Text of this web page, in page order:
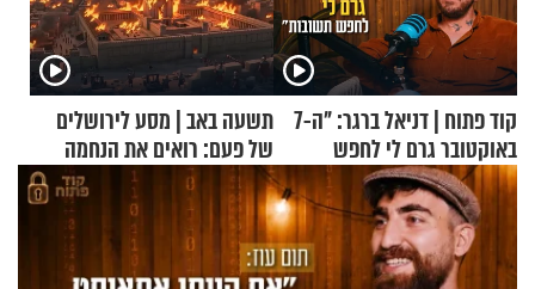
קוד פתוח | דניאל ברגר: "ה-7
באוקטובר גרם לי לחפש
תשובות"
תשעה באב | מסע לירושלים
של פעם: רואים את הנחמה